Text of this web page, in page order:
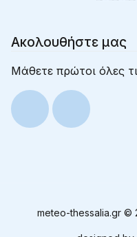
Ακολουθήστε μας
Μάθετε πρώτοι όλες
meteo-thessalia.gr ©